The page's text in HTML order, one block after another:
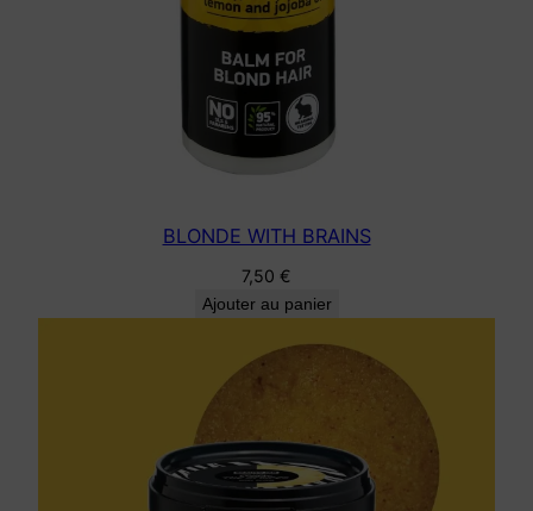
BLONDE WITH BRAINS
7,50 €
Ajouter au panier